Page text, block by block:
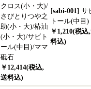
クロス(小・大)/
さびとりつや之
助(小・大)/椿油
(小・大)/サビト
ール(中目)/ママ
砥石
￥12,414(税込,
送料込)
[sabi-001] サ
トール(中目)
￥1,210(税込
料込)